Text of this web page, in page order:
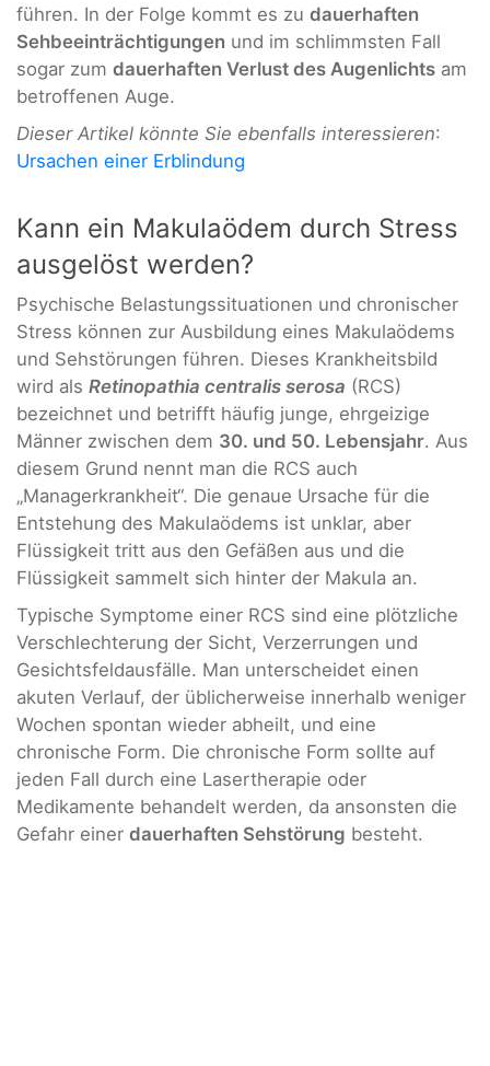
führen. In der Folge kommt es zu dauerhaften
Sehbeeinträchtigungen und im schlimmsten Fall
sogar zum dauerhaften Verlust des Augenlichts am
betroffenen Auge.
Dieser Artikel könnte Sie ebenfalls interessieren:
Ursachen einer Erblindung
Kann ein Makulaödem durch Stress
ausgelöst werden?
Psychische Belastungssituationen und chronischer
Stress können zur Ausbildung eines Makulaödems
und Sehstörungen führen. Dieses Krankheitsbild
wird als Retinopathia centralis serosa (RCS)
bezeichnet und betrifft häufig junge, ehrgeizige
Männer zwischen dem 30. und 50. Lebensjahr. Aus
diesem Grund nennt man die RCS auch
„Managerkrankheit“. Die genaue Ursache für die
Entstehung des Makulaödems ist unklar, aber
Flüssigkeit tritt aus den Gefäßen aus und die
Flüssigkeit sammelt sich hinter der Makula an.
Typische Symptome einer RCS sind eine plötzliche
Verschlechterung der Sicht, Verzerrungen und
Gesichtsfeldausfälle. Man unterscheidet einen
akuten Verlauf, der üblicherweise innerhalb weniger
Wochen spontan wieder abheilt, und eine
chronische Form. Die chronische Form sollte auf
jeden Fall durch eine Lasertherapie oder
Medikamente behandelt werden, da ansonsten die
Gefahr einer dauerhaften Sehstörung besteht.